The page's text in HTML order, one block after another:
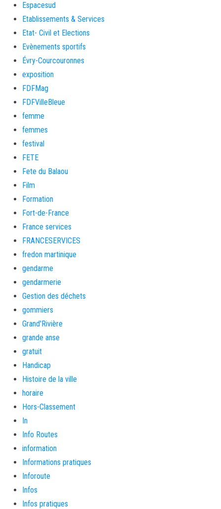
Espacesud
Etablissements & Services
Etat- Civil et Elections
Evènements sportifs
Évry-Courcouronnes
exposition
FDFMag
FDFVilleBleue
femme
femmes
festival
FETE
Fete du Balaou
Film
Formation
Fort-de-France
France services
FRANCESERVICES
fredon martinique
gendarme
gendarmerie
Gestion des déchets
gommiers
Grand'Rivière
grande anse
gratuit
Handicap
Histoire de la ville
horaire
Hors-Classement
In
Info Routes
information
Informations pratiques
Inforoute
Infos
Infos pratiques